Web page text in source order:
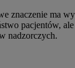
znaczenie ma
pacjentów,
nadzorczych.